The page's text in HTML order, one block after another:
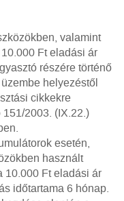
valamint
Ft eladási ár
részére történő
helyezéstől
cikkekre
2003. (IX.22.)
esetén,
használt
10.000 Ft eladási ár
időtartama 6 hónap.